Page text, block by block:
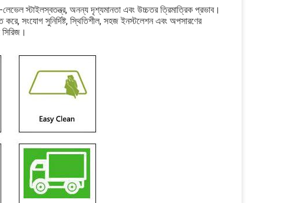
লেভেল স্টাইলস্বতন্ত্র, অনন্য দৃশ্যমানতা এবং উচ্চতর ত্রিমাত্রিক প্রভাব।
সংযোগ সুনির্দিষ্ট, স্থিতিশীল, সহজ ইনস্টলেশন এবং অপসারণের